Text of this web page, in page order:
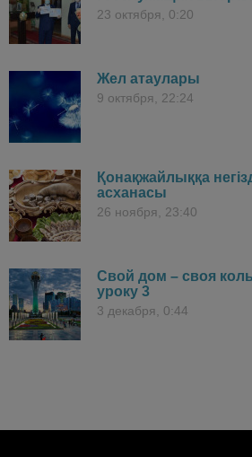
23 октября, 0:20
Жел атаулары
9 октября, 22:24
Қонақжайлыққа
асханасы
26 ноября, 23:40
Свой дом – своя
уроку 3
3 декабря, 0:44